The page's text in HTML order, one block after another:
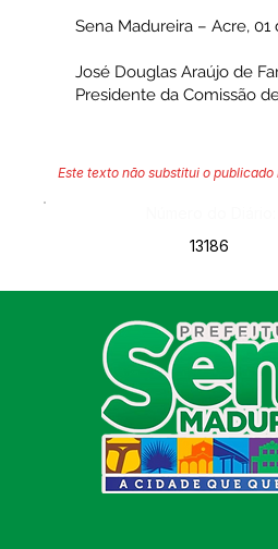
Sena Madureira – Acre,
José Douglas Araújo de
Presidente da Comissão
Este texto não substitui o
13186
CIDADÃO (SIC) E OUVIDORIA
Prefeitura de Sena Madureira
CNPJ 04.513.362/0001-37
Av. Avelino Chaves, n° 720,
Sena Madureira, Acre, Brasil